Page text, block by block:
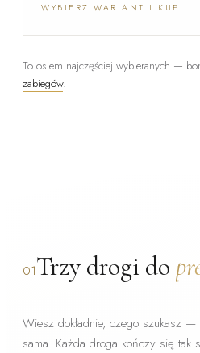
WYBIERZ WARIANT I KUP
To osiem najczęściej wybieranych —
zabiegów.
01Trzy drogi do
Wiesz dokładnie, czego szukasz
sama. Każda droga kończy się tak